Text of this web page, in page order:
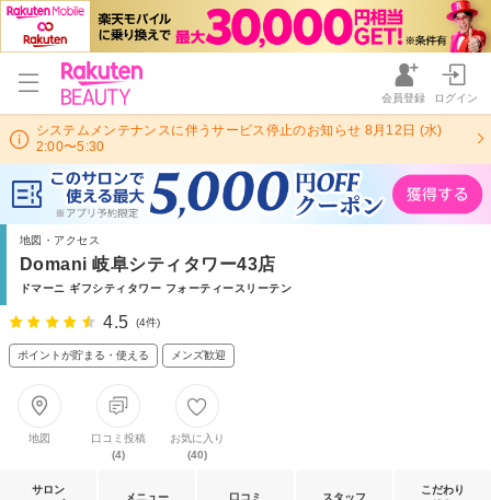
会員登録 ログイン
システムメンテナンスに伴うサービス停止のお知らせ 8月12日 (水)
2:00〜5:30
地図・アクセス
Domani 岐阜シティタワー43店
ドマーニ ギフシティタワー フォーティースリーテン
4.5 (4件)
ポイントが貯まる・使える メンズ歓迎
地図
口コミ投稿
(4)
お気に入り
(40)
サロン
メニュー 口コミ スタッフ
こだわり